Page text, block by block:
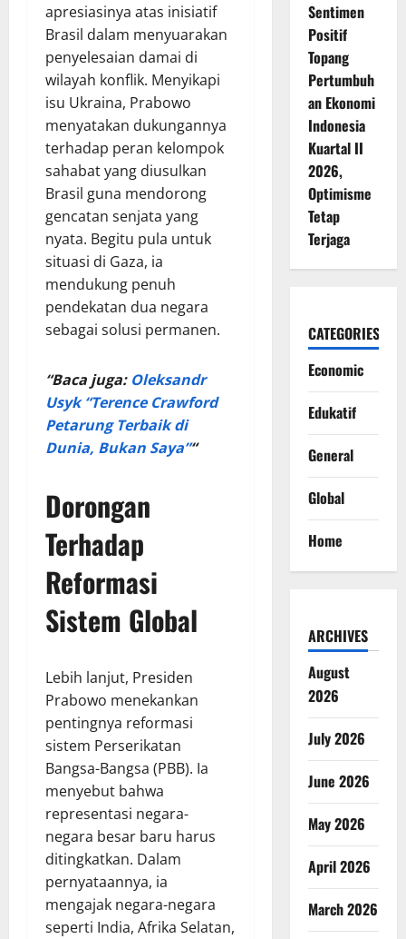
apresiasinya atas inisiatif
Brasil dalam menyuarakan
penyelesaian damai di
wilayah konflik. Menyikapi
isu Ukraina, Prabowo
menyatakan dukungannya
terhadap peran kelompok
sahabat yang diusulkan
Brasil guna mendorong
gencatan senjata yang
nyata. Begitu pula untuk
situasi di Gaza, ia
mendukung penuh
pendekatan dua negara
sebagai solusi permanen.
“Baca juga: Oleksandr
Usyk “Terence Crawford
Petarung Terbaik di
Dunia, Bukan Saya”“
Dorongan
Terhadap
Reformasi
Sistem Global
Lebih lanjut, Presiden
Prabowo menekankan
pentingnya reformasi
sistem Perserikatan
Bangsa-Bangsa (PBB). Ia
menyebut bahwa
representasi negara-
negara besar baru harus
ditingkatkan. Dalam
pernyataannya, ia
mengajak negara-negara
seperti India, Afrika Selatan,
Sentimen
Positif
Topang
Pertumbuh
an Ekonomi
Indonesia
Kuartal II
2026,
Optimisme
Tetap
Terjaga
CATEGORIES
Economic
Edukatif
General
Global
Home
ARCHIVES
August
2026
July 2026
June 2026
May 2026
April 2026
March 2026